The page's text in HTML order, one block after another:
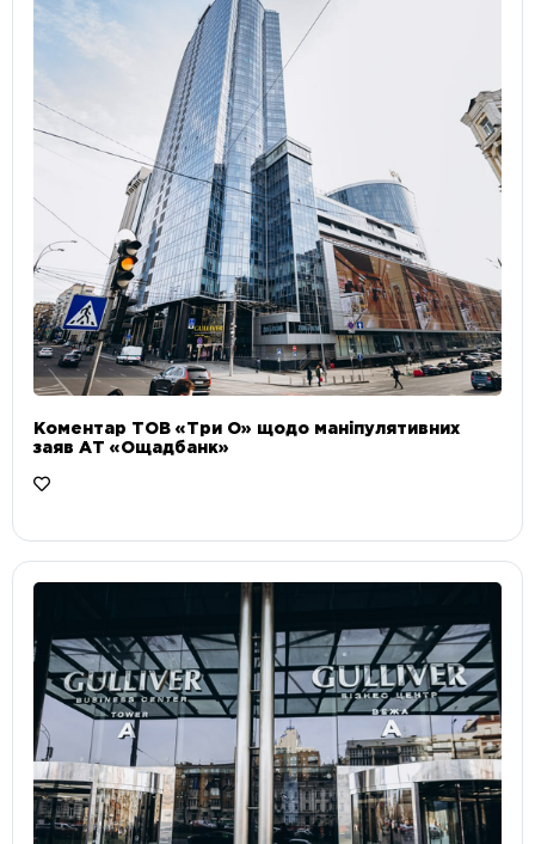
Коментар ТОВ «Три О» щодо маніпулятивних
заяв АТ «Ощадбанк»